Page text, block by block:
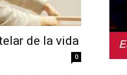
de la vida
0